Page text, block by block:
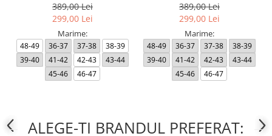
389,00 Lei
299,00 Lei
Marime:
48-49 36-37 37-38
38-39
39-40
41-42 42-43
43-44
45-46
46-47
389,00 Lei
299,00 Lei
Marime:
48-49 36-37 37-38
38-39
39-40
41-42 42-43
43-44
45-46
46-47
ALEGE-TI BRANDUL PREFERAT: